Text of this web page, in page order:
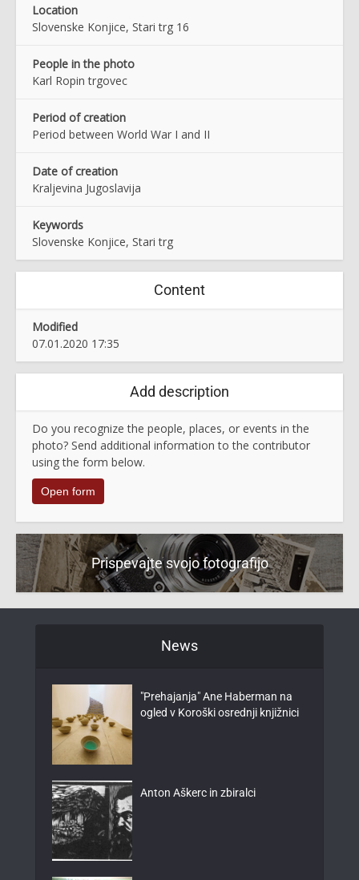
Location
Slovenske Konjice, Stari trg 16
People in the photo
Karl Ropin trgovec
Period of creation
Period between World War I and II
Date of creation
Kraljevina Jugoslavija
Keywords
Slovenske Konjice, Stari trg
Content
Modified
07.01.2020 17:35
Add description
Do you recognize the people, places, or events in the
photo? Send additional information to the contributor
using the form below.
Open form
Prispevajte svojo fotografijo
News
"Prehajanja" Ane Haberman na
ogled v Koroški osrednji knjižnici
Anton Aškerc in zbiralci